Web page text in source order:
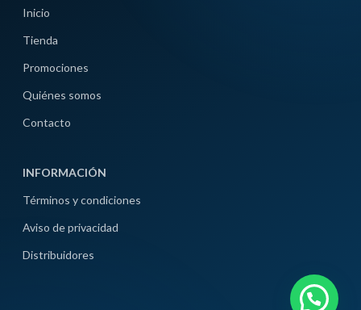
Inicio
Tienda
Promociones
Quiénes somos
Contacto
INFORMACIÓN
Términos y condiciones
Aviso de privacidad
Distribuidores